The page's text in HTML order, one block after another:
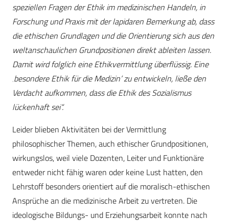
speziellen Fragen der Ethik im medizinischen Handeln, in
Forschung und Praxis mit der lapidaren Bemerkung ab, dass
die ethischen Grundlagen und die Orientierung sich aus den
weltanschaulichen Grundpositionen direkt ableiten lassen.
Damit wird folglich eine Ethikvermittlung überflüssig. Eine
‚besondere Ethik für die Medizin’ zu entwickeln, ließe den
Verdacht aufkommen, dass die Ethik des Sozialismus
lückenhaft sei“.
Leider blieben Aktivitäten bei der Vermittlung
philosophischer Themen, auch ethischer Grundpositionen,
wirkungslos, weil viele Dozenten, Leiter und Funktionäre
entweder nicht fähig waren oder keine Lust hatten, den
Lehrstoff besonders orientiert auf die moralisch-ethischen
Ansprüche an die medizinische Arbeit zu vertreten. Die
ideologische Bildungs- und Erziehungsarbeit konnte nach